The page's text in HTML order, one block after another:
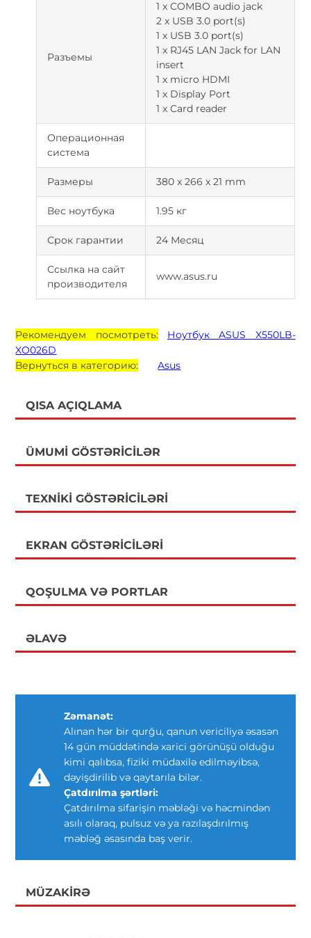
Разъемы
1 x COMBO audio jack
2 x USB 3.0 port(s)
1 x USB 3.0 port(s)
1 x RJ45 LAN Jack for LAN
insert
1 x micro HDMI
1 x Display Port
1 x Card reader
Операционная
система
Размеры 380 x 266 x 21 mm
Вес ноутбука 1.95 кг
Срок гарантии 24 Месяц
Ссылка на сайт
производителя
www.asus.ru
Рекомендуем посмотреть:
Ноутбук ASUS X550LB-
XO026D
Вернуться в категорию:
Asus
QISA AÇIQLAMA
ÜMUMI GÖSTƏRICILƏR
TEXNIKI GÖSTƏRICILƏRI
EKRAN GÖSTƏRICILƏRI
QOŞULMA VƏ PORTLAR
ƏLAVƏ
Zəmanət:
Alınan hər bir qurğu, qanun vericiliyə əsasən
14 gün müddətində xarici görünüşü olduğu
kimi qalıbsa, fiziki müdaxilə edilməyibsə,
dəyişdirilib və qaytarıla bilər.
Çatdırılma şərtləri:
Çatdırılma sifarişin məbləği və həcmindən
asılı olaraq, pulsuz və ya razılaşdırılmış
məbləğ əsasında baş verir.
MÜZAKIRƏ